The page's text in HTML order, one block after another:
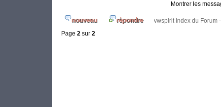
Montrer les
vwspirit Index du Forum
Page 2 sur 2